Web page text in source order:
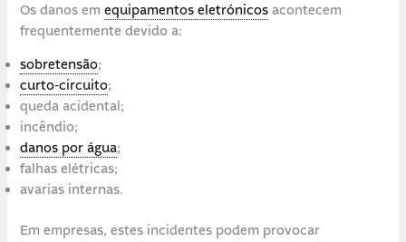
Os danos emequipamentos eletrónicos acontecem
frequentemente devido a:
sobretensão;
curto-circuito;
queda acidental;
incêndio;
danos por água;
falhas elétricas;
avarias internas.
Em empresas, estes incidentes podem provocar